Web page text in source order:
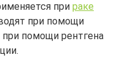
при раке
при помощи
при помощи рентгена